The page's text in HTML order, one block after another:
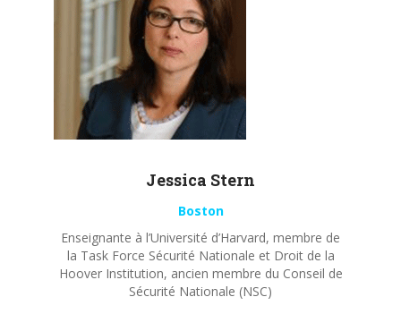
Jessica Stern
Boston
Enseignante à l’Université d’Harvard, membre de
la Task Force Sécurité Nationale et Droit de la
Hoover Institution, ancien membre du Conseil de
Sécurité Nationale (NSC)